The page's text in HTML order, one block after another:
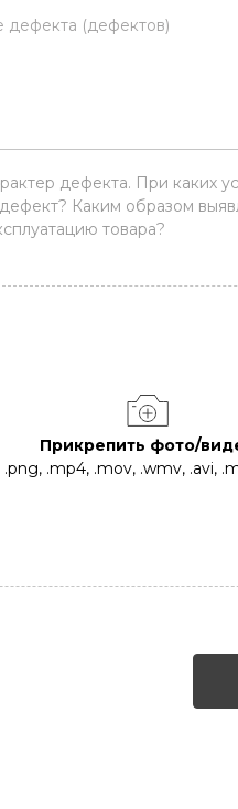
дефекта. При каких
Каким образом
товара?
Прикрепить фото/
.png, .mp4, .mov, .wmv, .avi,